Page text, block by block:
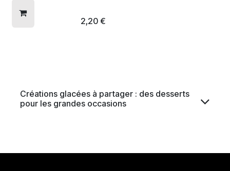
2,20 €
Créations glacées à partager : des desserts
pour les grandes occasions